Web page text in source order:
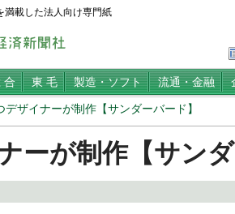
載した法人向け専門紙
合 東 毛 製造・ソフト 流通・金融
デザイナーが制作【サンダーバード】
ーが制作【サンダ